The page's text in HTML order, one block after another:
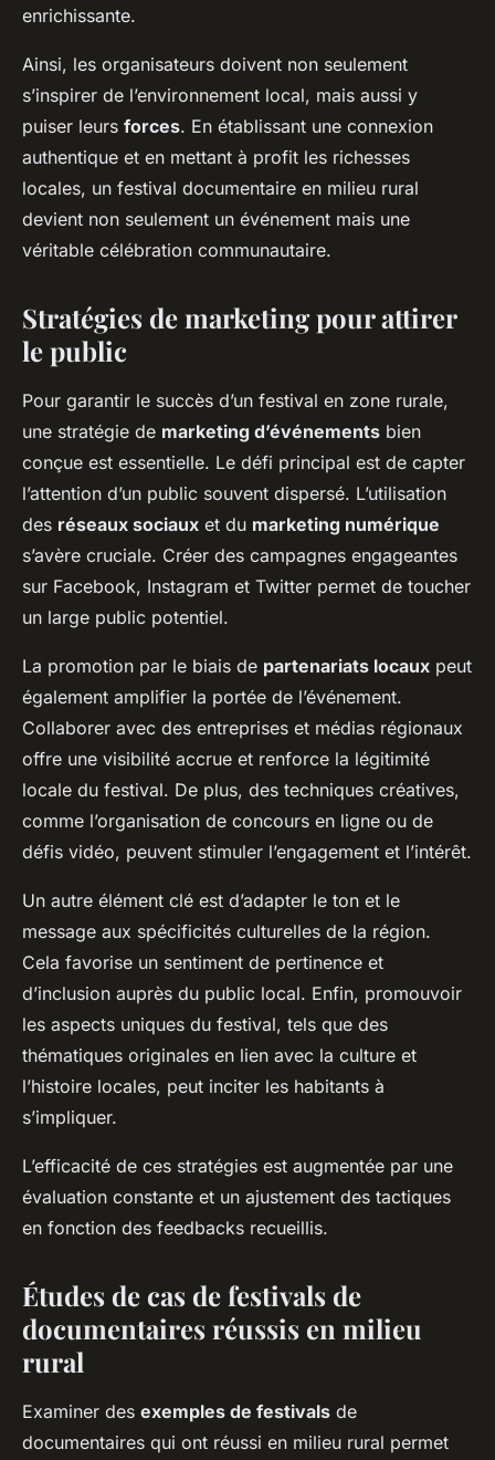
enrichissante.
Ainsi, les organisateurs doivent non seulement
s’inspirer de l’environnement local, mais aussi y
puiser leurs forces. En établissant une connexion
authentique et en mettant à profit les richesses
locales, un festival documentaire en milieu rural
devient non seulement un événement mais une
véritable célébration communautaire.
Stratégies de marketing pour attirer
le public
Pour garantir le succès d’un festival en zone rurale,
une stratégie de marketing d’événements bien
conçue est essentielle. Le défi principal est de capter
l’attention d’un public souvent dispersé. L’utilisation
des réseaux sociaux et du marketing numérique
s’avère cruciale. Créer des campagnes engageantes
sur Facebook, Instagram et Twitter permet de toucher
un large public potentiel.
La promotion par le biais de partenariats locaux peut
également amplifier la portée de l’événement.
Collaborer avec des entreprises et médias régionaux
offre une visibilité accrue et renforce la légitimité
locale du festival. De plus, des techniques créatives,
comme l’organisation de concours en ligne ou de
défis vidéo, peuvent stimuler l’engagement et l’intérêt.
Un autre élément clé est d’adapter le ton et le
message aux spécificités culturelles de la région.
Cela favorise un sentiment de pertinence et
d’inclusion auprès du public local. Enfin, promouvoir
les aspects uniques du festival, tels que des
thématiques originales en lien avec la culture et
l’histoire locales, peut inciter les habitants à
s’impliquer.
L’efficacité de ces stratégies est augmentée par une
évaluation constante et un ajustement des tactiques
en fonction des feedbacks recueillis.
Études de cas de festivals de
documentaires réussis en milieu
rural
Examiner des exemples de festivals de
documentaires qui ont réussi en milieu rural permet